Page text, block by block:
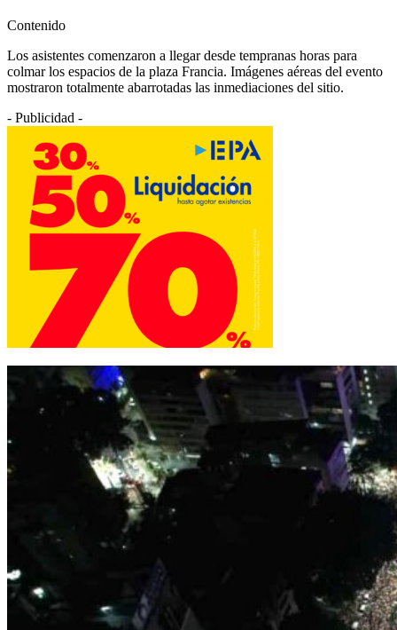
Contenido
Los asistentes comenzaron a llegar desde tempranas horas para
colmar los espacios de la plaza Francia. Imágenes aéreas del evento
mostraron totalmente abarrotadas las inmediaciones del sitio.
- Publicidad -